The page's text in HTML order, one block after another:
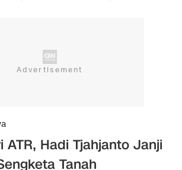
Hadi Tjahjanto Janji
Tanah